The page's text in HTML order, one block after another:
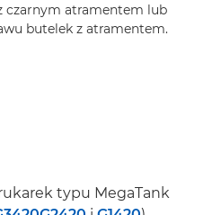
czarnym atramentem lub
butelek z atramentem.
typu MegaTank